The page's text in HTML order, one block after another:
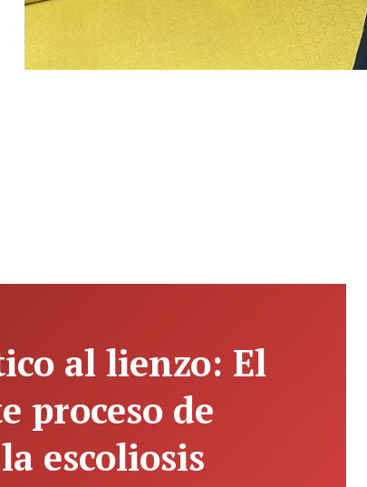
al lienzo: El
proceso de
escoliosis